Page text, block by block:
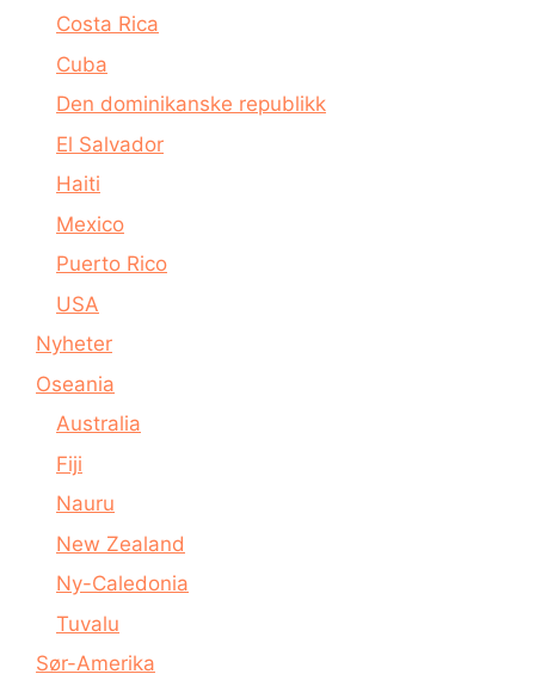
Costa Rica
Cuba
Den dominikanske republikk
El Salvador
Haiti
Mexico
Puerto Rico
USA
Nyheter
Oseania
Australia
Fiji
Nauru
New Zealand
Ny-Caledonia
Tuvalu
Sør-Amerika